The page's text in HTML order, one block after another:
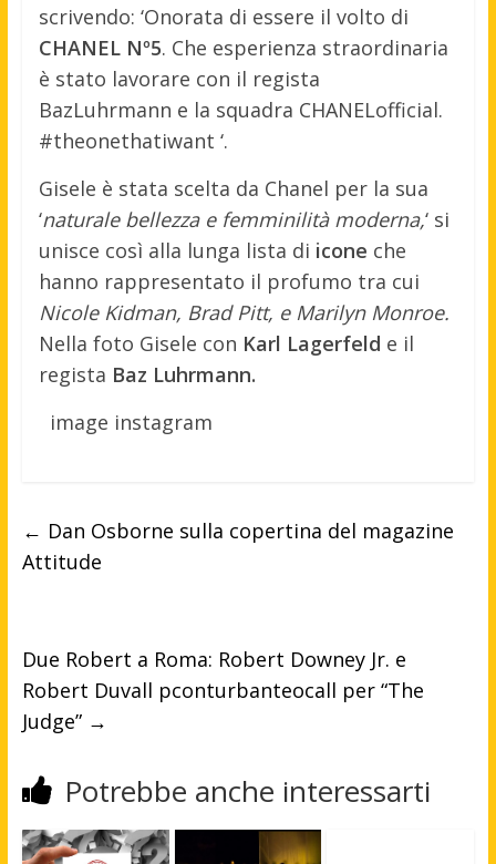
scrivendo: ‘Onorata di essere il volto di
CHANEL Nº5. Che esperienza straordinaria
è stato lavorare con il regista
BazLuhrmann e la squadra CHANELofficial.
#theonethatiwant ‘.
Gisele è stata scelta da Chanel per la sua
‘naturale bellezza e femminilità moderna,‘ si
unisce così alla lunga lista di icone che
hanno rappresentato il profumo tra cui
Nicole Kidman, Brad Pitt, e Marilyn Monroe.
Nella foto Gisele con Karl Lagerfeld e il
regista Baz Luhrmann.
image instagram
← Dan Osborne sulla copertina del magazine
Attitude
Due Robert a Roma: Robert Downey Jr. e
Robert Duvall pconturbanteocall per “The
Judge” →
Potrebbe anche interessarti